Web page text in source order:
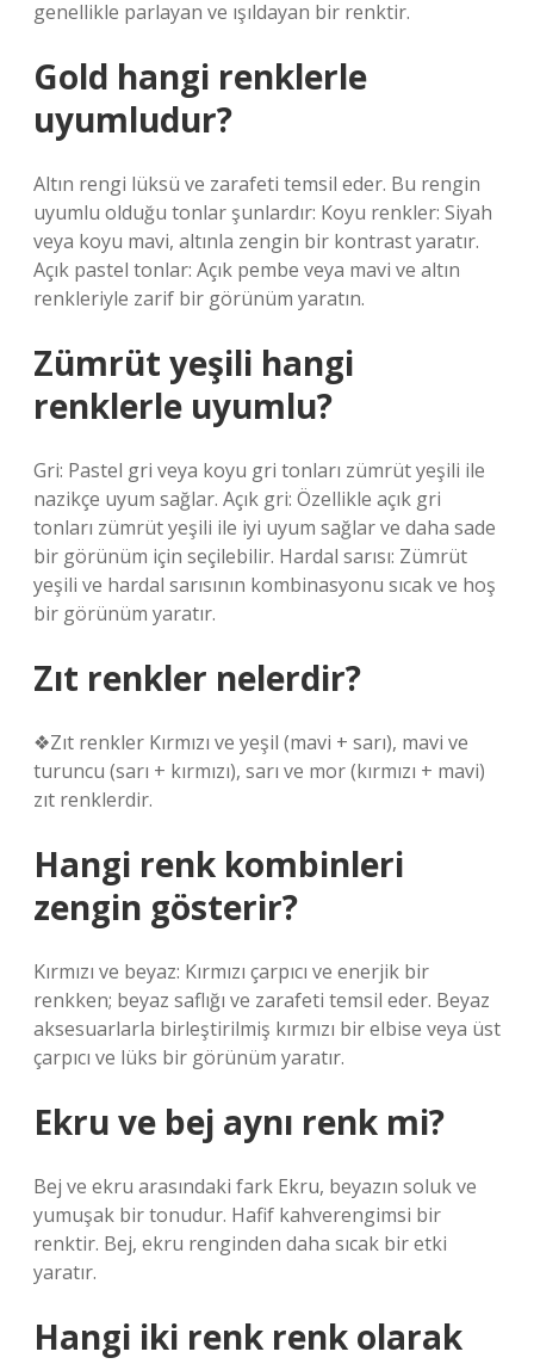
genellikle parlayan ve ışıldayan bir renktir.
Gold hangi renklerle
uyumludur?
Altın rengi lüksü ve zarafeti temsil eder. Bu rengin
uyumlu olduğu tonlar şunlardır: Koyu renkler: Siyah
veya koyu mavi, altınla zengin bir kontrast yaratır.
Açık pastel tonlar: Açık pembe veya mavi ve altın
renkleriyle zarif bir görünüm yaratın.
Zümrüt yeşili hangi
renklerle uyumlu?
Gri: Pastel gri veya koyu gri tonları zümrüt yeşili ile
nazikçe uyum sağlar. Açık gri: Özellikle açık gri
tonları zümrüt yeşili ile iyi uyum sağlar ve daha sade
bir görünüm için seçilebilir. Hardal sarısı: Zümrüt
yeşili ve hardal sarısının kombinasyonu sıcak ve hoş
bir görünüm yaratır.
Zıt renkler nelerdir?
❖Zıt renkler Kırmızı ve yeşil (mavi + sarı), mavi ve
turuncu (sarı + kırmızı), sarı ve mor (kırmızı + mavi)
zıt renklerdir.
Hangi renk kombinleri
zengin gösterir?
Kırmızı ve beyaz: Kırmızı çarpıcı ve enerjik bir
renkken; beyaz saflığı ve zarafeti temsil eder. Beyaz
aksesuarlarla birleştirilmiş kırmızı bir elbise veya üst
çarpıcı ve lüks bir görünüm yaratır.
Ekru ve bej aynı renk mi?
Bej ve ekru arasındaki fark Ekru, beyazın soluk ve
yumuşak bir tonudur. Hafif kahverengimsi bir
renktir. Bej, ekru renginden daha sıcak bir etki
yaratır.
Hangi iki renk renk olarak